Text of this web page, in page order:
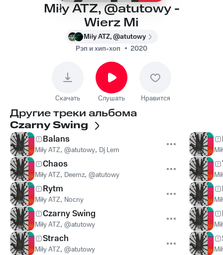
Miły ATZ, @atutowy -
Wierz Mi
Miły ATZ, @atutowy
Рэп и хип-хоп
2020
Скачать Слушать Нравится
Другие треки альбома
Czarny Swing
Balans
Miły ATZ, @atutowy, Dj Lem
Chaos
Miły ATZ, Deemz, @atutowy
Rytm
Miły ATZ, Nocny
Czarny Swing
Miły ATZ, @atutowy
Strach
Miły ATZ, @atutowy